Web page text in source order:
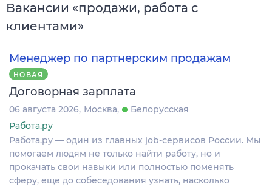
Вакансии «продажи, работа с
клиентами»
Менеджер по партнерским продажам
НОВАЯ
Договорная зарплата
06 августа 2026 Москва
Белорусская
Работа.ру
Работа.ру — один из главных job-сервисов России. Мы
помогаем людям не только найти работу, но и
прокачать свои навыки или полностью поменять
сферу, еще до собеседования узнать, насколько